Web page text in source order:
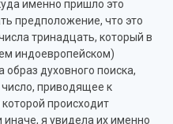
именно пришло это
предположение, что это
тринадцать, который в
индоевропейском)
духовного поиска,
приводящее к
происходит
иначе, я увидела их именно